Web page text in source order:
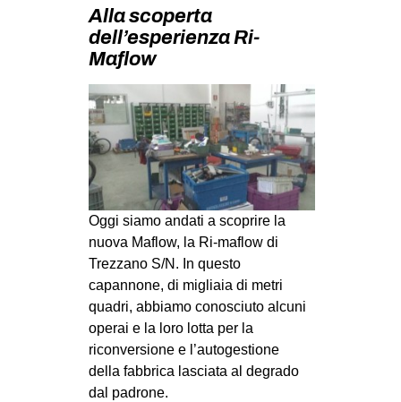
STUDENTI TSUNAMI
ZAM
MOBILITAZIONI
SPAZI
SPORT POPOLARE
MOVIMENTI
AMBIENTE
ANTIFASCISMO
DIRITTO ALL’ABITARE
GENERI
MIGRAZIONI
PRECARIATO
Alla scoperta
dell’esperienza Ri-
Maflow
Oggi siamo andati a scoprire la
nuova Maflow, la Ri-maflow di
Trezzano S/N. In questo
capannone, di migliaia di metri
quadri, abbiamo conosciuto alcuni
operai e la loro lotta per la
riconversione e l’autogestione
della fabbrica lasciata al degrado
dal padrone.